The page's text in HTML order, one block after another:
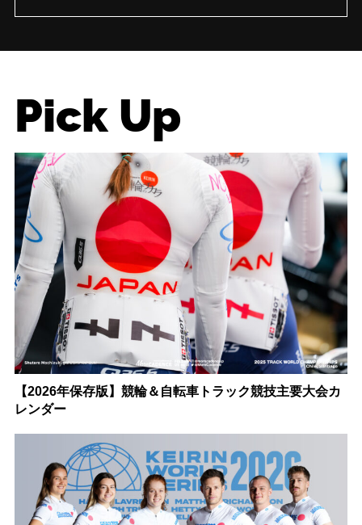
Pick Up
【2026年保存版】競輪＆自転車トラック競技主要大会カ
レンダー